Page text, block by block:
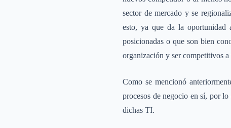
sector de mercado y se
esto, ya que da la oportunidad
posicionadas o que son bien
organización y ser competitivos
Como se mencionó
procesos de negocio en sí, por
dichas TI.